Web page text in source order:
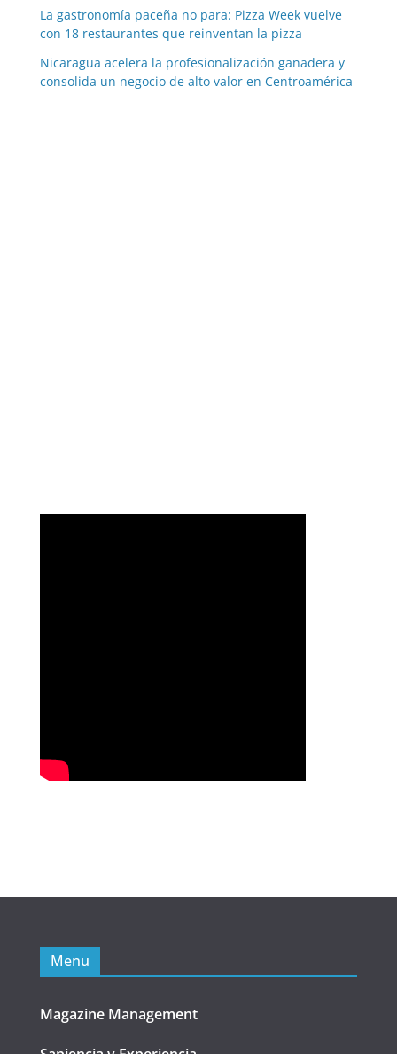
La gastronomía paceña no para: Pizza Week vuelve
con 18 restaurantes que reinventan la pizza
Nicaragua acelera la profesionalización ganadera y
consolida un negocio de alto valor en Centroamérica
Menu
Magazine Management